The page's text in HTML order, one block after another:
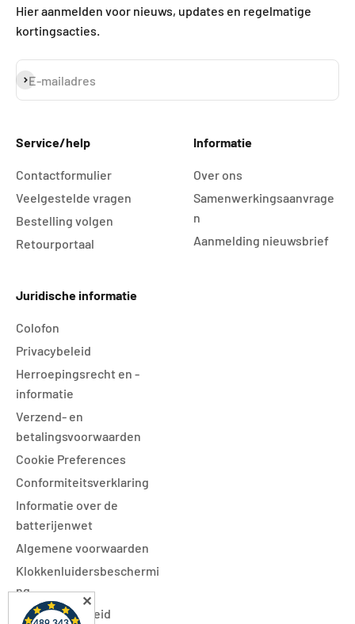
Hier aanmelden voor nieuws, updates en regelmatige
kortingsacties.
E-mailadres
Abonneren
Service/help
Contactformulier
Veelgestelde vragen
Bestelling volgen
Retourportaal
Informatie
Over ons
Samenwerkingsaanvrage
n
Aanmelding nieuwsbrief
Juridische informatie
Colofon
Privacybeleid
Herroepingsrecht en -
informatie
Verzend- en
betalingsvoorwaarden
Cookie Preferences
Conformiteitsverklaring
Informatie over de
batterijenwet
Algemene voorwaarden
Klokkenluidersbeschermi
ng
Toegankelijkheid
✕